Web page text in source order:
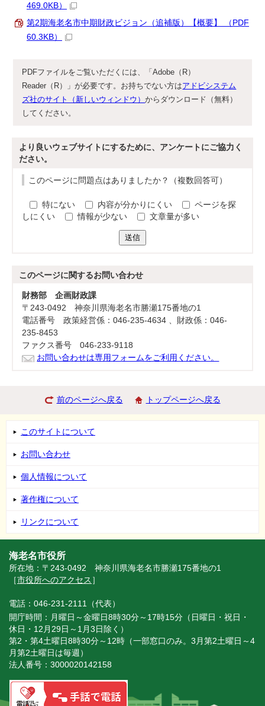
469.0KB）
第2期海老名市中期財政ビジョン（追補版）【概要】 （PDF
60.3KB）
PDFファイルをご覧いただくには、「Adobe（R）
Reader（R）」が必要です。お持ちでない方はアドビシステム
ズ社のサイト（新しいウィンドウ）からダウンロード（無料）
してください。
より良いウェブサイトにするために、アンケートにご協力く
ださい。
このページに問題点はありましたか？（複数回答可）
特にない 内容が分かりにくい
ページを探
しにくい
情報が少ない 文章量が多い
送信
このページに関するお問い合わせ
財務部 企画財政課
〒243-0492 神奈川県海老名市勝瀬175番地の1
電話番号 政策経営係：046-235-4634 、財政係：046-
235-8453
ファクス番号 046-233-9118
お問い合わせは専用フォームをご利用ください。
前のページへ戻る トップページへ戻る
このサイトについて
お問い合わせ
個人情報について
著作権について
リンクについて
海老名市役所
所在地：〒243-0492 神奈川県海老名市勝瀬175番地の1
［市役所へのアクセス ］
電話：046-231-2111（代表）
開庁時間：月曜日～金曜日8時30分～17時15分（日曜日・祝日・
休日・12月29日～1月3日除く）
第2・第4土曜日8時30分～12時（一部窓口のみ。3月第2土曜日～4
月第2土曜日は毎週）
法人番号：3000020142158